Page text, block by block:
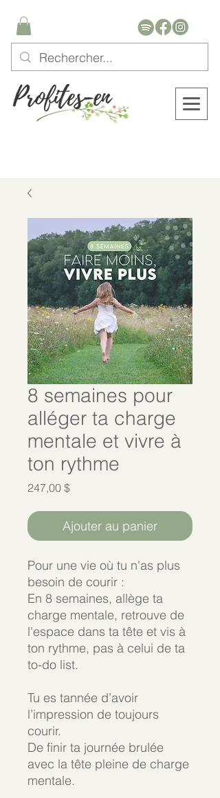
8 semaines pour
alléger ta charge
mentale et vivre à
ton rythme
247,00 $Prix
Ajouter au panier
Pour une vie où tu n'as plus
besoin de courir :
En 8 semaines, allège ta
charge mentale, retrouve de
l'espace dans ta tête et vis à
ton rythme, pas à celui de ta
to-do list.
Tu es tannée d’avoir
l’impression de toujours
courir.
De finir ta journée brulée
avec la tête pleine de charge
mentale.